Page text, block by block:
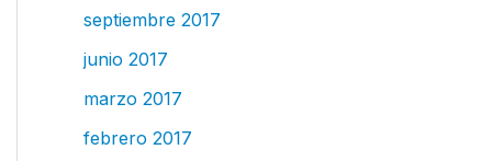
septiembre 2017
junio 2017
marzo 2017
febrero 2017